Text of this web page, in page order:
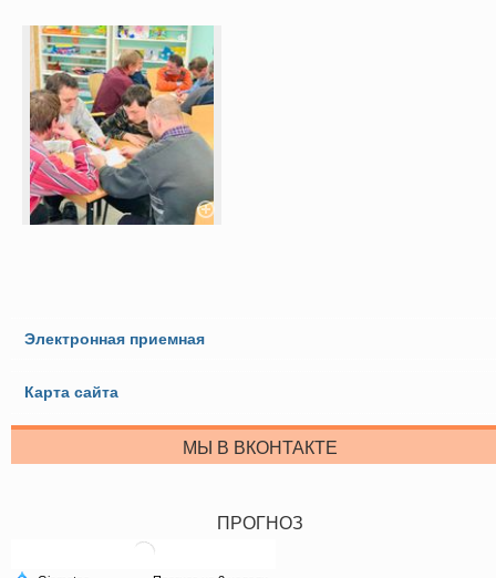
Электронная приемная
Карта сайта
МЫ В ВКОНТАКТЕ
ПРОГНОЗ